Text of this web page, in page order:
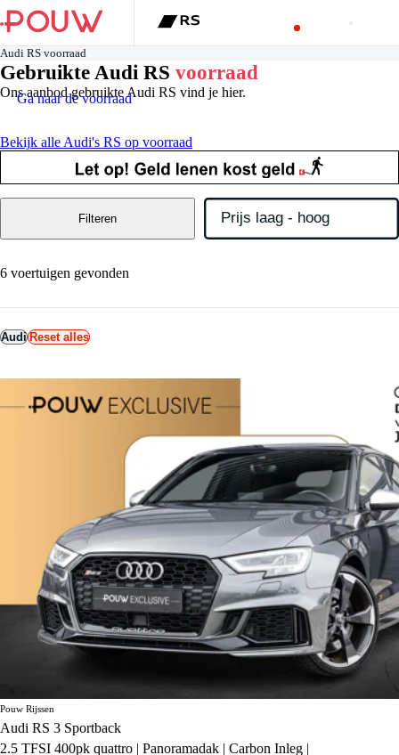
Audi RS voorraad
Gebruikte Audi RS voorraad
Ons aanbod gebruikte Audi RS vind je hier.
Bekijk alle Audi's RS op voorraad
Ga naar de voorraad
6 voertuigen gevonden
Filteren
AudiReset alles
Pouw Rijssen
Audi RS 3 Sportback
2.5 TFSI 400pk quattro | Panoramadak | Carbon Inleg |